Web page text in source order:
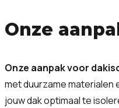
Onze
Onze aanpak voor
met duurzame materialen
jouw dak optimaal te